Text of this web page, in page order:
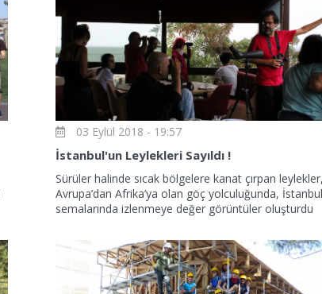
03 Eylül 2018 - 19:57
İstanbul'un Leylekleri Sayıldı !
Sürüler halinde sıcak bölgelere kanat çırpan
Avrupa’dan Afrika’ya olan göç yolculuğunda, İstanbul
semalarında izlenmeye değer görüntüler oluşturdu